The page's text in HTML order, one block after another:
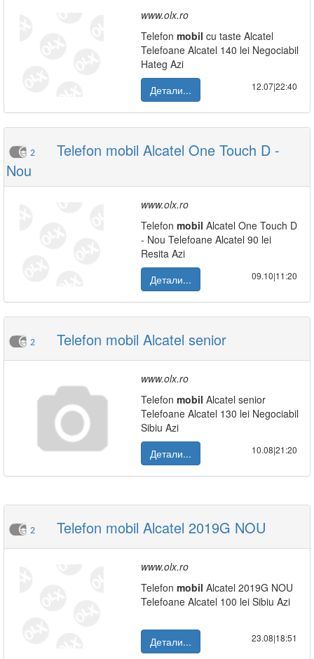
www.olx.ro
Telefon mobil cu taste Alcatel
Telefoane Alcatel 140 lei Negociabil
Hateg Azi
Детали...
12.07|22:40
2
Telefon mobil Alcatel One Touch D -
Nou
www.olx.ro
Telefon mobil Alcatel One Touch D
- Nou Telefoane Alcatel 90 lei
Resita Azi
Детали...
09.10|11:20
2 Telefon mobil Alcatel senior
www.olx.ro
Telefon mobil Alcatel senior
Telefoane Alcatel 130 lei Negociabil
Sibiu Azi
Детали...
10.08|21:20
2 Telefon mobil Alcatel 2019G NOU
www.olx.ro
Telefon mobil Alcatel 2019G NOU
Telefoane Alcatel 100 lei Sibiu Azi
Детали... 23.08|18:51